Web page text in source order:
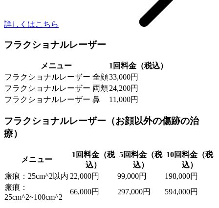
詳しくはこちら
フラクショナルレーザー
メニュー
1回料金（税込）
フラクショナルレーザー 全顔33,000円
フラクショナルレーザー 両頬24,200円
フラクショナルレーザー 鼻
11,000円
フラクショナルレーザー（お顔以外の傷跡の治
療）
メニュー
1回料金（税
込）
5回料金（税
込）
10回料金（税
込）
瘢痕：25cm^2以内 22,000円 99,000円
198,000円
瘢痕：
25cm^2~100cm^2
66,000円 297,000円 594,000円